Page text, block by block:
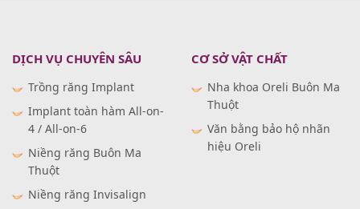
DỊCH VỤ CHUYÊN SÂU
Trồng răng Implant
Implant toàn hàm All-on-
4 / All-on-6
Niềng răng Buôn Ma
Thuột
Niềng răng Invisalign
CƠ SỞ VẬT CHẤT
Nha khoa Oreli Buôn Ma
Thuột
Văn bằng bảo hộ nhãn
hiệu Oreli